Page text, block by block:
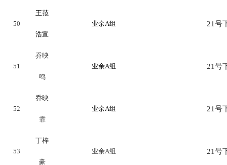
50
王范
浩宣
业余A组 21号
51
乔映
鸣
业余A组 21号
52
乔映
霏
业余A组 21号
53
丁梓
豪
业余A组 21号